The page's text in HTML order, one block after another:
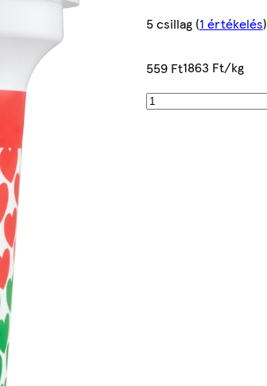
5 csillag(1 értékelés)
559 Ft1863 Ft/kg